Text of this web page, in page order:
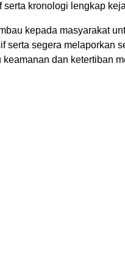
serta kronologi lengkap
kepada masyarakat
serta segera melaporkan
dan ketertiban